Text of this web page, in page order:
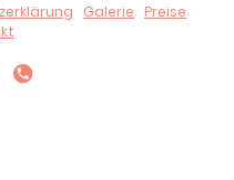
Galerie Preise